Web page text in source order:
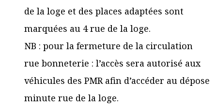
de la loge et des places adaptées sont
marquées au 4 rue de la loge.
NB : pour la fermeture de la circulation
rue bonneterie : l’accès sera autorisé aux
véhicules des PMR afin d’accéder au dépose
minute rue de la loge.